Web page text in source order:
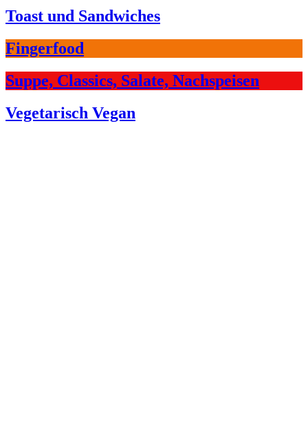
Toast und Sandwiches
Fingerfood
Suppe, Classics, Salate, Nachspeisen
Vegetarisch Vegan